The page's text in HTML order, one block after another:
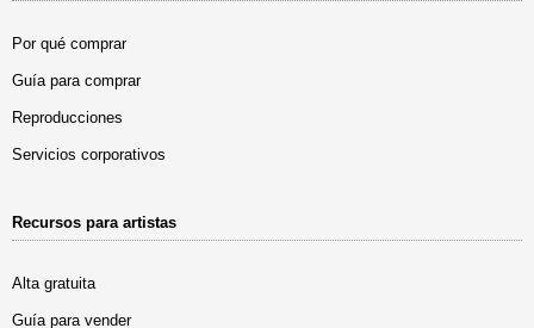
Por qué comprar
Guía para comprar
Reproducciones
Servicios corporativos
Recursos para artistas
Alta gratuita
Guía para vender